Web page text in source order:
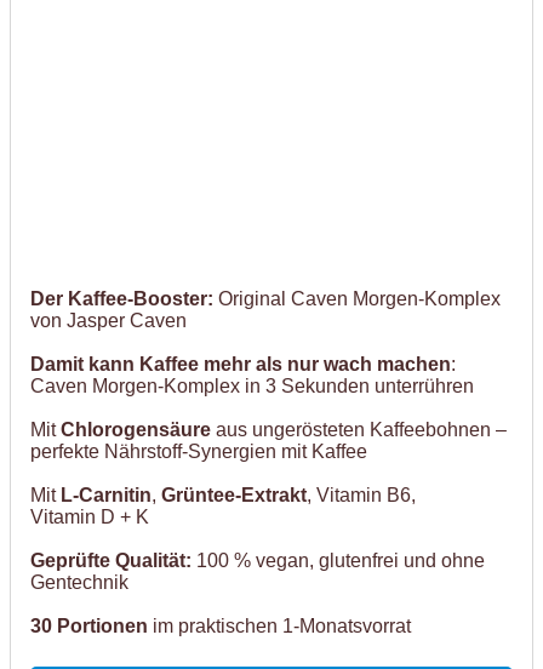
Der Kaffee-Booster: Original Caven Morgen-Komplex
von Jasper Caven
Damit kann Kaffee mehr als nur wach machen:
Caven Morgen-Komplex in 3 Sekunden unterrühren
MitChlorogensäure aus ungerösteten Kaffeebohnen –
perfekte Nährstoff-Synergien mit Kaffee
Mit L-Carnitin, Grüntee-Extrakt, Vitamin B6,
Vitamin D + K
Geprüfte Qualität: 100 % vegan, glutenfrei und ohne
Gentechnik
30 Portionen im praktischen 1-Monatsvorrat